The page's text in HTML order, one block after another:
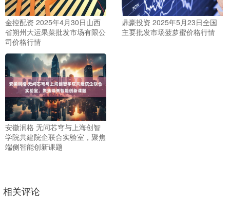
金控配资 2025年4月30日山西
省朔州大运果菜批发市场有限公
司价格行情
鼎豪投资 2025年5月23日全国
主要批发市场菠萝蜜价格行情
安徽润格 无问芯穹与上海创智
学院共建院企联合实验室，聚焦
端侧智能创新课题
相关评论